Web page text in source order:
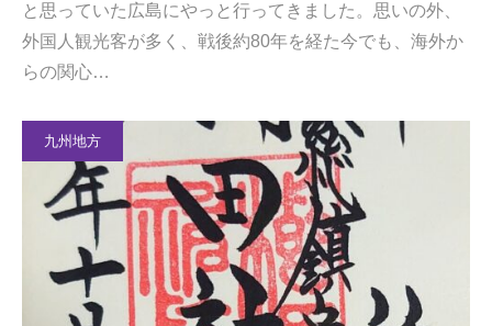
と思っていた広島にやっと行ってきました。思いの外、
外国人観光客が多く、戦後約80年を経た今でも、海外か
らの関心…
九州地方